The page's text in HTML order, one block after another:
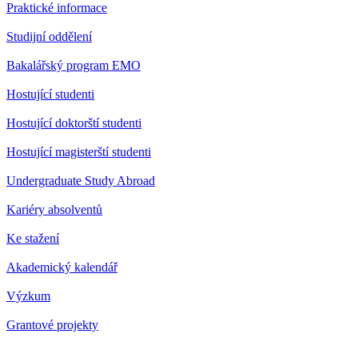
Praktické informace
Studijní oddělení
Bakalářský program EMO
Hostující studenti
Hostující doktorští studenti
Hostující magisterští studenti
Undergraduate Study Abroad
Kariéry absolventů
Ke stažení
Akademický kalendář
Výzkum
Grantové projekty